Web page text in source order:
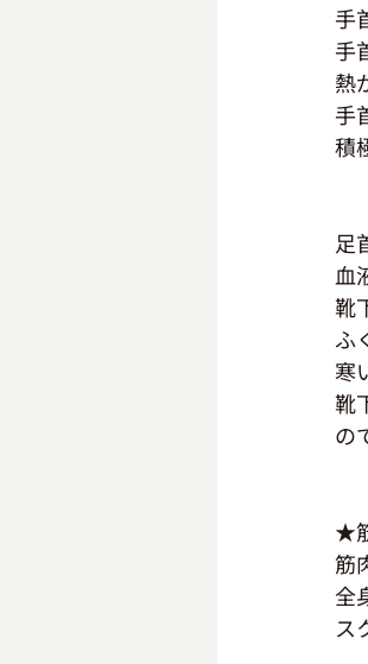
手
手
熱
手
積
足
血
靴
ふ
寒
靴
の
★
筋
全
ス